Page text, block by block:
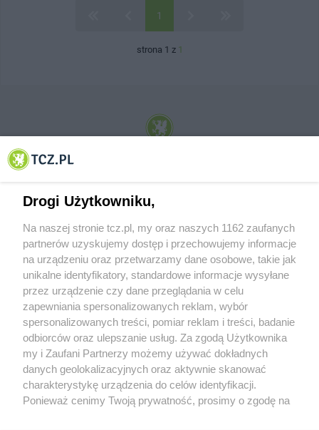
1
strona 1 z 1
© 2001-2026 Tczew - TCZ.PL Sp. z o.o. Internetowy Serwis Informacyjny Miasta
O FIRMIE POLITYKA PRYWATNOŚCI HOSTING
REKLAMA WSPÓŁPRACA RSS FACEBOOK KONTAKT
Nasze serwisy
Aktualności
Tcz24
Muzyka i kultura
Archiwum wydarzeń
Drogi Użytkowniku,
Na naszej stronie tcz.pl, my oraz naszych 1162 zaufanych
partnerów uzyskujemy dostęp i przechowujemy informacje
na urządzeniu oraz przetwarzamy dane osobowe, takie jak
unikalne identyfikatory, standardowe informacje wysyłane
przez urządzenie czy dane przeglądania w celu
zapewniania spersonalizowanych reklam, wybór
spersonalizowanych treści, pomiar reklam i treści, badanie
odbiorców oraz ulepszanie usług. Za zgodą Użytkownika
my i Zaufani Partnerzy możemy używać dokładnych
danych geolokalizacyjnych oraz aktywnie skanować
charakterystykę urządzenia do celów identyfikacji.
Ponieważ cenimy Twoją prywatność, prosimy o zgodę na